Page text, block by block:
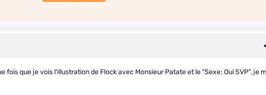
fois que je vois l'illustration de Flock avec Monsieur Patate et le "Sexe: Oui SVP", je